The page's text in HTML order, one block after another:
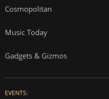
Cosmopolitan
Music Today
Gadgets & Gizmos
EVENTS: